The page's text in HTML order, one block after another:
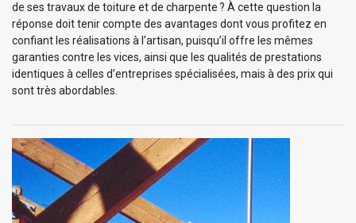
de ses travaux de toiture et de charpente ? À cette question la
réponse doit tenir compte des avantages dont vous profitez en
confiant les réalisations à l’artisan, puisqu’il offre les mêmes
garanties contre les vices, ainsi que les qualités de prestations
identiques à celles d’entreprises spécialisées, mais à des prix qui
sont très abordables.